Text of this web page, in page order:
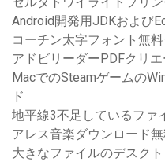
Android開発用JDKおよび
コーチン太字フォント無
アドビリーダーPDFクリ
MacでのSteamゲームの
ド
地平線3不足しているファ
アレス音楽ダウンロード
大きなファイルのデスク